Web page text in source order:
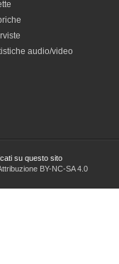
audio/video
su questo sito
BY-NC-SA 4.0